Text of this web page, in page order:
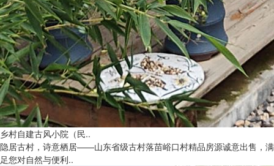
乡村自建古风小院（民..
隐居古村，诗意栖居——山东省级古村落苗峪口村精品房源诚意出售，满
足您对自然与便利..